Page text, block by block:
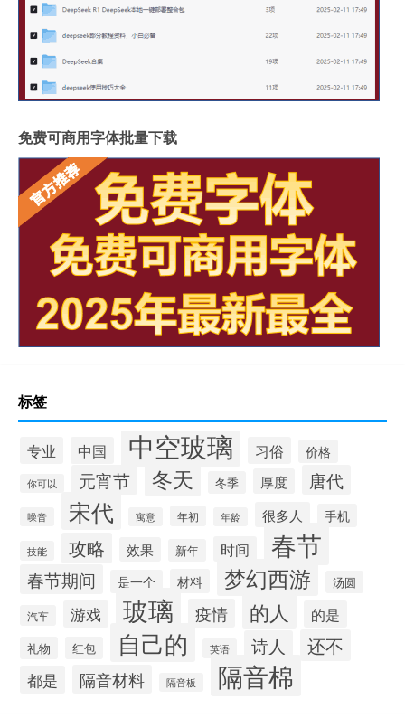
免费可商用字体批量下载
标签
专业 中国 中空玻璃 习俗 价格
你可以 元宵节 冬天 冬季 厚度 唐代
噪音 宋代 寓意 年初 年龄 很多人 手机
技能 攻略 效果 新年 时间 春节
春节期间 是一个 材料 梦幻西游 汤圆
汽车 游戏 玻璃 疫情 的人 的是
礼物 红包 自己的 英语 诗人 还不
都是 隔音材料 隔音板 隔音棉